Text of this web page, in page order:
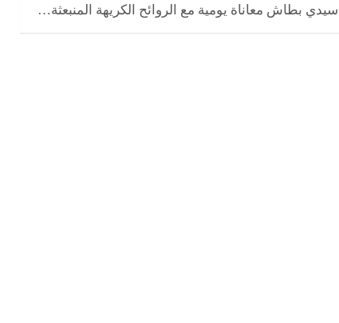
سيدي بطاش معاناة يومية مع الروائح الكريهة المنبعثة…